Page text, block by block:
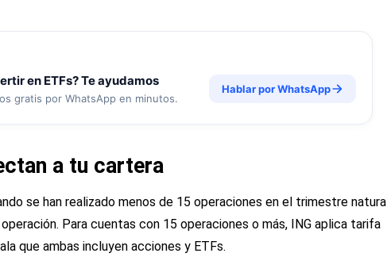
en ETFs? Te ayudamos
gratis por WhatsApp en minutos.
Hablar por WhatsApp
a tu cartera
se han realizado menos de 15 operaciones en el trimestre natural
Para cuentas con 15 operaciones o más, ING aplica tarifa
que ambas incluyen acciones y ETFs.